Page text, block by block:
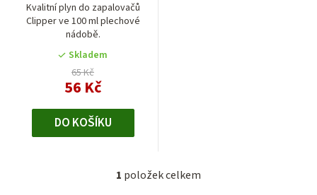
Kvalitní plyn do zapalovačů
Clipper ve 100 ml plechové
nádobě.
Skladem
65 Kč
56 Kč
DO KOŠÍKU
O
1 položek celkem